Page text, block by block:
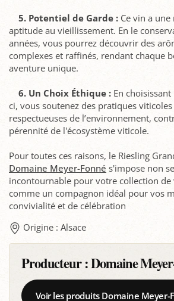
5. Potentiel de Garde : Ce vin a
aptitude au vieillissement. En le
années, vous pourrez découvrir des
complexes et raffinés, rendant chaque
aventure unique.
6. Un Choix Éthique : En
ci, vous soutenez des pratiques
respectueuses de l’environnement,
pérennité de l'écosystème viticole.
Pour toutes ces raisons, le Riesling
Domaine Meyer-Fonné s'impose non
incontournable pour votre collection de
comme un compagnon idéal pour vos
convivialité et de célébration
Origine : Alsace
Producteur :Domaine
Voir les produits Domaine Meyer-